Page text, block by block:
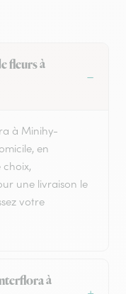
fleurs à
à Minihy-
en
une livraison le
votre
à